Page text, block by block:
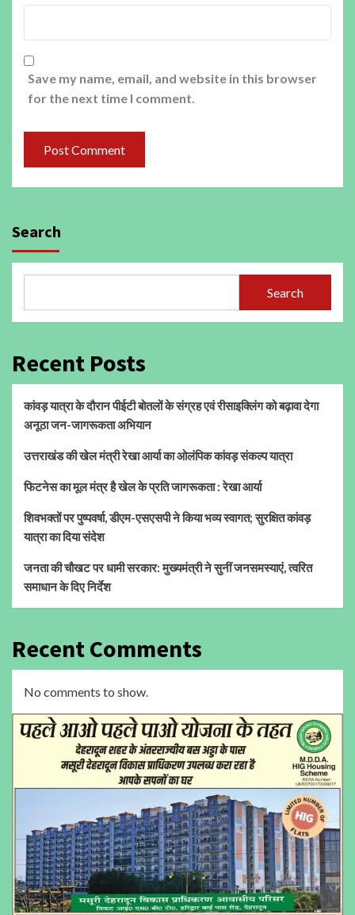
Save my name, email, and website in this browser
for the next time I comment.
Search
Search
Recent Posts
कांवड़ यात्रा के दौरान पीईटी बोतलों के संग्रह एवं रीसाइक्लिंग को बढ़ावा देगा
अनूठा जन-जागरूकता अभियान
उत्तराखंड की खेल मंत्री रेखा आर्या का ओलंपिक कांवड़ संकल्प यात्रा
फिटनेस का मूल मंत्र है खेल के प्रति जागरूकता : रेखा आर्या
शिवभक्तों पर पुष्पवर्षा, डीएम-एसएसपी ने किया भव्य स्वागत; सुरक्षित कांवड़
यात्रा का दिया संदेश
जनता की चौखट पर धामी सरकार: मुख्यमंत्री ने सुनीं जनसमस्याएं, त्वरित
समाधान के दिए निर्देश
Recent Comments
No comments to show.